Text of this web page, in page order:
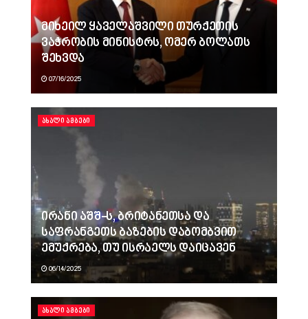
მიხეილ ყაველაშვილი თურქეთის
ვაჭრობის მინისტრს, ომერ ბოლათს
შეხვდა
07/16/2025
ᲐᲮᲐᲚᲘ ᲐᲛᲑᲔᲑᲘ
ირანი აშშ-ს, ბრიტანეთსა და
საფრანგეთს ბაზების დაბომბვით
ემუქრება, თუ ისრაელს დაიცავენ
06/14/2025
ᲐᲮᲐᲚᲘ ᲐᲛᲑᲔᲑᲘ